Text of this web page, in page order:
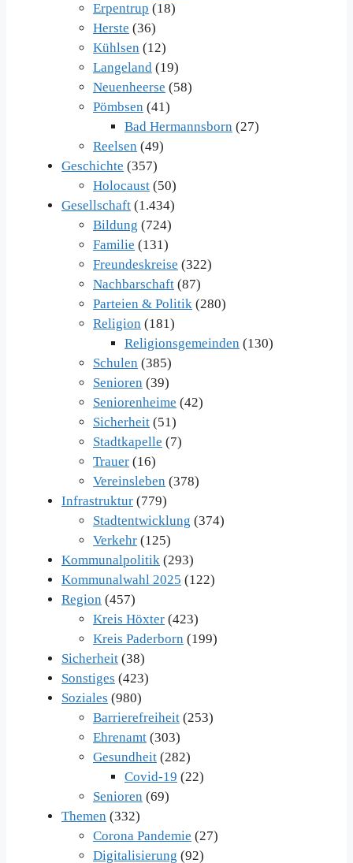
Erpentrup (18)
Herste (36)
Kühlsen (12)
Langeland (19)
Neuenheerse (58)
Pömbsen (41)
Bad Hermannsborn (27)
Reelsen (49)
Geschichte (357)
Holocaust (50)
Gesellschaft (1.434)
Bildung (724)
Familie (131)
Freundeskreise (322)
Nachbarschaft (87)
Parteien & Politik (280)
Religion (181)
Religionsgemeinden (130)
Schulen (385)
Senioren (39)
Seniorenheime (42)
Sicherheit (51)
Stadtkapelle (7)
Trauer (16)
Vereinsleben (378)
Infrastruktur (779)
Stadtentwicklung (374)
Verkehr (125)
Kommunalpolitik (293)
Kommunalwahl 2025 (122)
Region (457)
Kreis Höxter (423)
Kreis Paderborn (199)
Sicherheit (38)
Sonstiges (423)
Soziales (980)
Barrierefreiheit (253)
Ehrenamt (303)
Gesundheit (282)
Covid-19 (22)
Senioren (69)
Themen (332)
Corona Pandemie (27)
Digitalisierung (92)